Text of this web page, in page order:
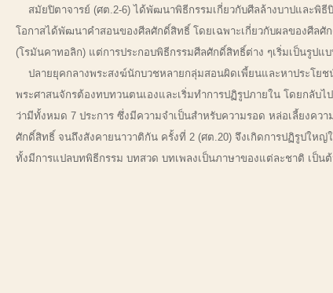
สมัยปิตาจารย์ (ศต.2-6) ได้พัฒนาพิธีกรรมเกี่ยวกับศีลล้างบาปและพิ
โอกาสได้พัฒนาคำสอนของศีลศักดิ์สิทธิ์ โดยเฉพาะเกี่ยวกับผลของศีล
(โรมันคาทอลิก) แต่การประกอบพิธีกรรมศีลศักดิ์สิทธิ์ต่าง ๆเริ่มเป็นรู
ปลายยุคกลางพระสงฆ์นักบวชหลายกลุ่มสอนผิดเพี้ยนและหาประโยช
พระศาสนจักรต้องทบทวนตนเองและเริ่มทำการปฏิรูปภายใน โดยกลับ
ว่ามีทั้งหมด 7 ประการ ซึ่งมีความจำเป็นสำหรับความรอด หล่อเลี้ยงคว
ศักดิ์สิทธิ์ จนถึงสังคายนาวาติกัน ครั้งที่ 2 (ศต.20) จึงเกิดการปฏิรูปให
ทั้งมีการแปลบทพิธีกรรม บทสวด บทเพลงเป็นภาษาของแต่ละชาติ เป็น